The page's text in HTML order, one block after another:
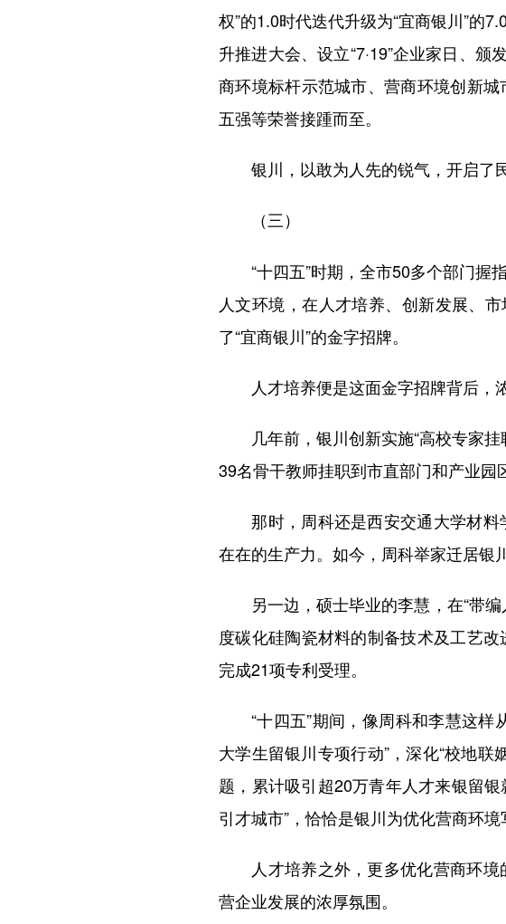
权”的1.0时代迭代升级为“宜商银川”的
升推进大会、设立“7·19”企业家日、
商环境标杆示范城市、营商环境创新
五强等荣誉接踵而至。
银川，以敢为人先的锐气，开启了民
（三）
“十四五”时期，全市50多个部门握指
人文环境，在人才培养、创新发展、
了“宜商银川”的金字招牌。
人才培养便是这面金字招牌背后，浓
几年前，银川创新实施“高校专家挂
39名骨干教师挂职到市直部门和产业园
那时，周科还是西安交通大学材料
在在的生产力。如今，周科举家迁居银
另一边，硕士毕业的李慧，在“带编
度碳化硅陶瓷材料的制备技术及工艺
完成21项专利受理。
“十四五”期间，像周科和李慧这样
大学生留银川专项行动”，深化“校地联
题，累计吸引超20万青年人才来银留
引才城市”，恰恰是银川为优化营商环境
人才培养之外，更多优化营商环境
营企业发展的浓厚氛围。